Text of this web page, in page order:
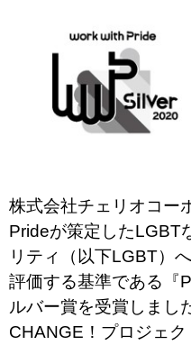
株式会社チェリオコー
Prideが策定したLGBT
リティ（以下LGBT）
評価する基準である『
ルバー賞を受賞しまし
CHANGE！プロジェ